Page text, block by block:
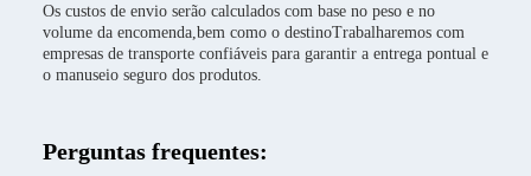
Os custos de envio serão calculados com base no peso e no
volume da encomenda,bem como o destinoTrabalharemos com
empresas de transporte confiáveis para garantir a entrega pontual e
o manuseio seguro dos produtos.
Perguntas frequentes: